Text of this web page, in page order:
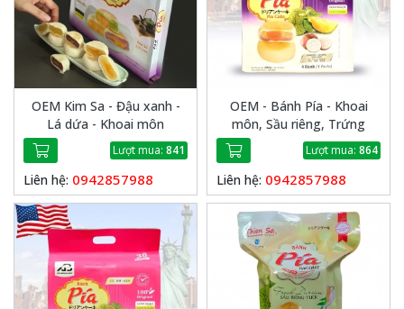
OEM Kim Sa - Đậu xanh -
Lá dứa - Khoai môn
Lượt mua: 841
Liên hệ: 0942857988
OEM - Bánh Pía - Khoai
môn, Sầu riêng, Trứng
Lượt mua: 864
Liên hệ: 0942857988